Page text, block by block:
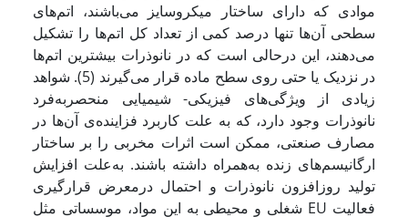
موادی که دارای ساختار میکروسایز می‌باشند، اتم‌های
سطحی آن‌ها تنها درصد کمی از تعداد کل اتم‌ها را تشکیل
می‌دهند، این درحالی است‌ که در نانوذرات بیشترین اتم‌ها
در نزدیک یا حتی روی سطح ماده قرار می‌گیرند (5). شواهد
زیادی از ویژگی‌های فیزیکی- شیمیایی منحصربه‌فرد
نانوذرات وجود دارد، که به علت کاربرد فزاینده‌ی آن‌ها در
مصارف صنعتی، ممکن است اثرات مخربی را بر ساختار
ارگانیسم‌های زنده به‌همراه داشته باشند. به‌علت افزایش
تولید روزافزون نانوذرات و احتمال درمعرض قرارگیری
شغلی و محیطی به این مواد، موسساتی مثل EU فعالیت